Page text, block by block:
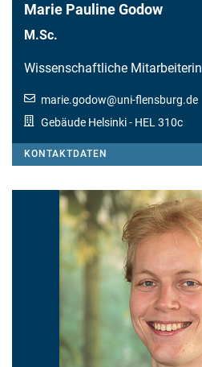
Marie Pauline Godow
M.Sc.
Wissenschaftliche Mitarbeiterin
marie.godow@uni-flensburg.de
Gebäude Helsinki- HEL 310c
KONTAKTDATEN